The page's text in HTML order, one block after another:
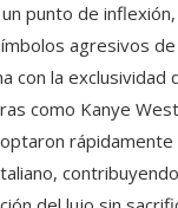
punto de inflexión,
agresivos de
con la exclusividad
como Kanye
rápidamente